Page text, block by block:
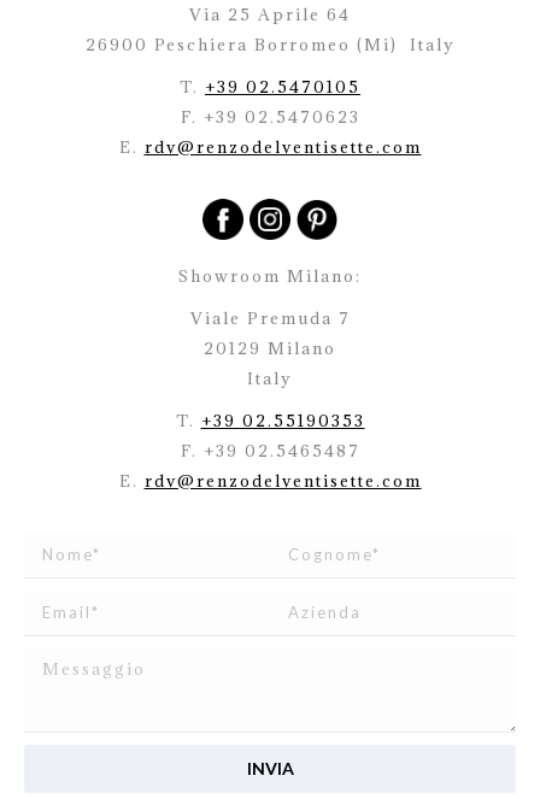
Via 25 Aprile 64
26900 Peschiera Borromeo (Mi)
Italy
T. +39 02.5470105
F. +39 02.5470623
E. rdv@renzodelventisette.com
Showroom Milano:
Viale Premuda 7
20129 Milano
Italy
T. +39 02.55190353
F. +39 02.5465487
E. rdv@renzodelventisette.com